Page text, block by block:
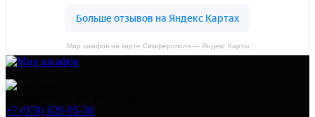
Мир шкафов на карте Симферополя — Яндекс Карты
+7 (978) 629-95-38